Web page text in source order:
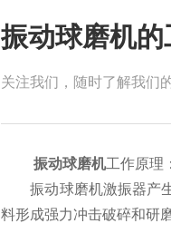
振动球磨机
关注我们，随时了解我们
振动球磨机工作原理：
振动球磨机激振器产生
料形成强力冲击破碎和研